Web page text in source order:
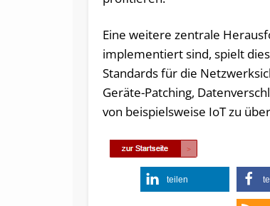
Eine weitere zentrale
implementiert sind, spielt
Standards für die
Geräte-Patching,
von beispielsweise IoT zu
teilen